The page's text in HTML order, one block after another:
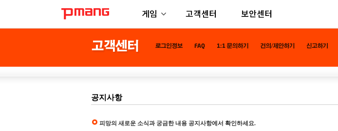
게임 고객센터 보안센터
공지사항
피망의 새로운 소식과 궁금한 내용 공지사항에서 확인하세요.